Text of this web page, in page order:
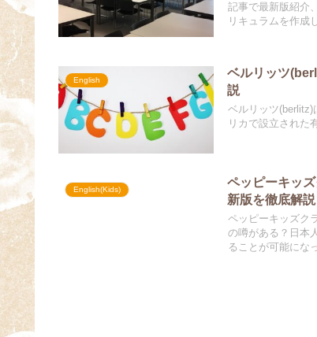
記事で最新版紹介
リキュラムを作成
English
ベルリッツ
説
ベルリッツ(berlitz)
リカで設立された
English(Kids)
ペッピーキッ
新版を徹底解
ペッピーキッズク
の噂がある？日本
ることが可能にな